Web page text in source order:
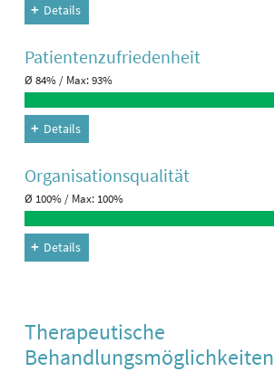
Details
Patienten­zufriedenheit
Ø 84% / Max: 93%
Details
Organisations­qualität
Ø 100% / Max: 100%
Details
Therapeutische
Behandlungsmöglichkeiten